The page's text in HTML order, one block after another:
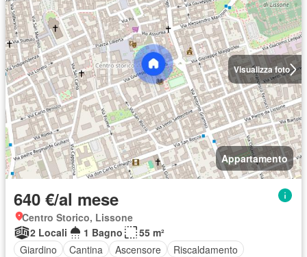
Visualizza foto
Appartamento
640 €/al mese
Centro Storico, Lissone
2 Locali
1 Bagno
55 m²
Giardino
Cantina Ascensore
Riscaldamento